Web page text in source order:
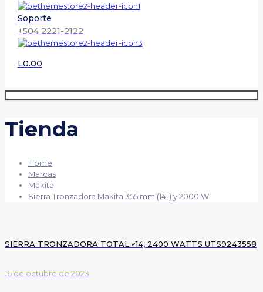
Soporte
+504 2221-2122
L0.00
Tienda
Home
Marcas
Makita
Sierra Tronzadora Makita 355 mm (14″) y 2000 W
SIERRA TRONZADORA TOTAL «14, 2400 WATTS UTS9243558
16 de octubre de 2023